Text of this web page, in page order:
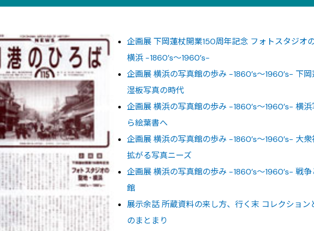
企画展 下岡蓮杖開業150周年記念 フォトスタジオ
横浜 −1860’s〜1960’s−
企画展 横浜の写真館の歩み −1860’s〜1960’s− 下岡
湿板写真の時代
企画展 横浜の写真館の歩み −1860’s〜1960’s− 横
ら絵葉書へ
企画展 横浜の写真館の歩み −1860’s〜1960’s− 大衆
拡がる写真ニーズ
企画展 横浜の写真館の歩み −1860’s〜1960’s− 戦
館
展示余話 所蔵資料の来し方、行く末 コレクション
のまとまり